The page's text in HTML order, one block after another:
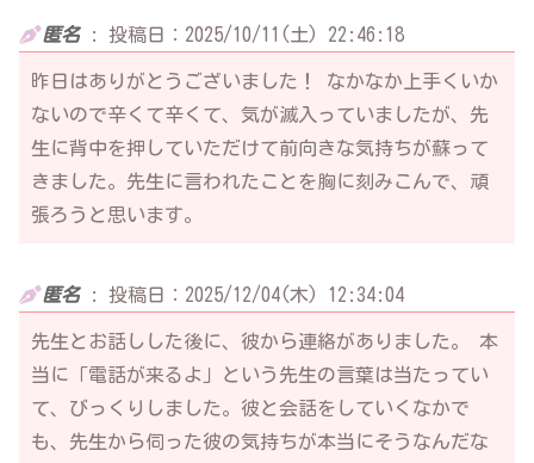
匿名: 投稿日：2025/10/11(土) 22:46:18
昨日はありがとうございました！ なかなか上手くいか
ないので辛くて辛くて、気が滅入っていましたが、先
生に背中を押していただけて前向きな気持ちが蘇って
きました。先生に言われたことを胸に刻みこんで、頑
張ろうと思います。
匿名: 投稿日：2025/12/04(木) 12:34:04
先生とお話しした後に、彼から連絡がありました。 本
当に「電話が来るよ」という先生の言葉は当たってい
て、びっくりしました。彼と会話をしていくなかで
も、先生から伺った彼の気持ちが本当にそうなんだな